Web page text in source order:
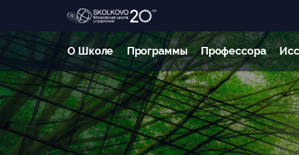
О Школе Программы Профессора